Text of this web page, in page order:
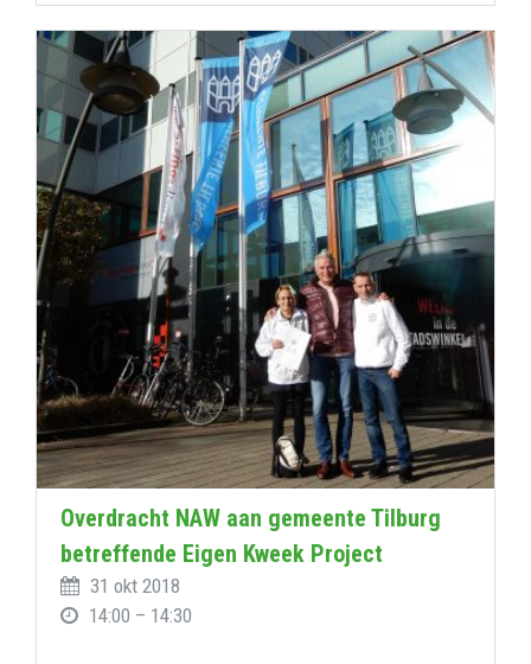
Overdracht NAW aan gemeente Tilburg
betreffende Eigen Kweek Project
31 okt 2018
14:00 – 14:30